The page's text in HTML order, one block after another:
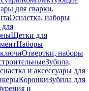
для сварки,
Оснастка, наборы
Щетки для
Наборы
Отвертки, наборы
Зубила,
и аксессуары для
КоронкиЗубила для
и